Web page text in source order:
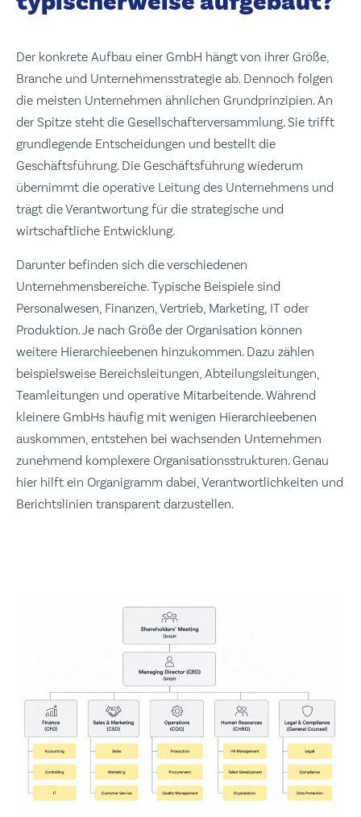
Der konkrete Aufbau einer GmbH hängt von ihrer Größe,
Branche und Unternehmensstrategie ab. Dennoch folgen
die meisten Unternehmen ähnlichen Grundprinzipien. An
der Spitze steht die Gesellschafterversammlung. Sie trifft
grundlegende Entscheidungen und bestellt die
Geschäftsführung. Die Geschäftsführung wiederum
übernimmt die operative Leitung des Unternehmens und
trägt die Verantwortung für die strategische und
wirtschaftliche Entwicklung.
Darunter befinden sich die verschiedenen
Unternehmensbereiche. Typische Beispiele sind
Personalwesen, Finanzen, Vertrieb, Marketing, IT oder
Produktion. Je nach Größe der Organisation können
weitere Hierarchieebenen hinzukommen. Dazu zählen
beispielsweise Bereichsleitungen, Abteilungsleitungen,
Teamleitungen und operative Mitarbeitende. Während
kleinere GmbHs häufig mit wenigen Hierarchieebenen
auskommen, entstehen bei wachsenden Unternehmen
zunehmend komplexere Organisationsstrukturen. Genau
hier hilft ein Organigramm dabei, Verantwortlichkeiten und
Berichtslinien transparent darzustellen.